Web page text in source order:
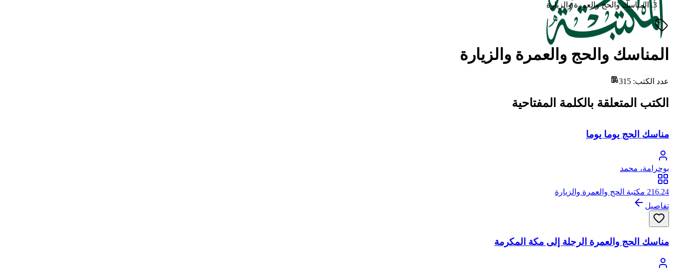
المناسك والحج والعمرة والزيارة
المناسك والحج والعمرة والزيارة
عدد الكتب:
315
الكتب المتعلقة بالكلمة المفتاحية
مناسك الحج يوما يوما
بوحرامة، محمد
216.24 مكتبة الحج والعمرة والزيارة
تفاصيل
مناسك الحج والعمرة الرحلة إلى مكة المكرمة